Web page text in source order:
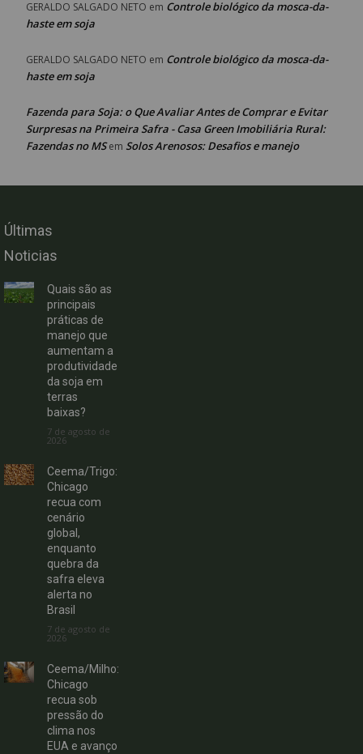
GERALDO SALGADO NETO em Controle biológico da mosca-da-
haste em soja
GERALDO SALGADO NETO em Controle biológico da mosca-da-
haste em soja
Fazenda para Soja: o Que Avaliar Antes de Comprar e Evitar
Surpresas na Primeira Safra - Casa Green Imobiliária Rural:
Fazendas no MSem Solos Arenosos: Desafios e manejo
Últimas
Noticias
Quais são as
principais
práticas de
manejo que
aumentam a
produtividade
da soja em
terras
baixas?
7 de agosto de
2026
Ceema/Trigo:
Chicago
recua com
cenário
global,
enquanto
quebra da
safra eleva
alerta no
Brasil
7 de agosto de
2026
Ceema/Milho:
Chicago
recua sob
pressão do
clima nos
EUA e avanço